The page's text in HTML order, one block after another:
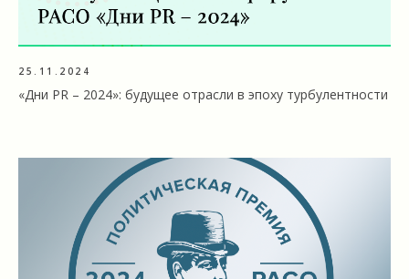
25.11.2024
«Дни PR – 2024»: будущее отрасли в эпоху турбулентности